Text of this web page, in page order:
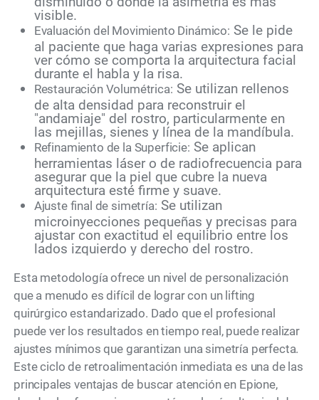
visible.
Evaluación del Movimiento Dinámico: Se le pide
al paciente que haga varias expresiones para
ver cómo se comporta la arquitectura facial
durante el habla y la risa.
Restauración Volumétrica: Se utilizan rellenos
de alta densidad para reconstruir el
"andamiaje" del rostro, particularmente en
las mejillas, sienes y línea de la mandíbula.
Refinamiento de la Superficie: Se aplican
herramientas láser o de radiofrecuencia para
asegurar que la piel que cubre la nueva
arquitectura esté firme y suave.
Ajuste final de simetría: Se utilizan
microinyecciones pequeñas y precisas para
ajustar con exactitud el equilibrio entre los
lados izquierdo y derecho del rostro.
Esta metodología ofrece un nivel de personalización
que a menudo es difícil de lograr con un lifting
quirúrgico estandarizado. Dado que el profesional
puede ver los resultados en tiempo real, puede realizar
ajustes mínimos que garantizan una simetría perfecta.
Este ciclo de retroalimentación inmediata es una de las
principales ventajas de buscar atención en Epione,